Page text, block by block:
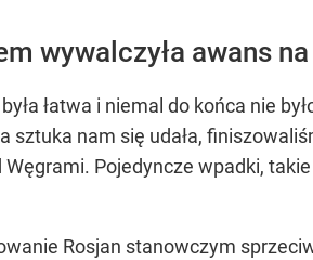
wywalczyła awans
łatwa i niemal do końca nie
sztuka nam się udała,
Pojedyncze wpadki,
Rosjan stanowczym